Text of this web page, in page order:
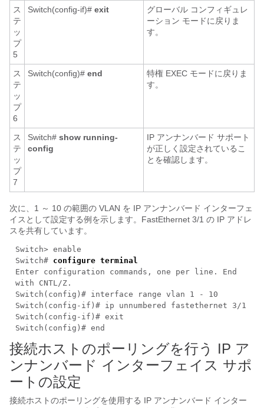
ス
テ
ッ
プ
5
Switch(config-if)# exit
グローバル コンフィギュレ
ーション モードに戻りま
す。
ス
テ
ッ
プ
6
Switch(config)# end
特権 EXEC モードに戻りま
す。
ス
テ
ッ
プ
7
Switch# show running-
config
IP アンナンバード サポート
が正しく設定されているこ
とを確認します。
次に、1 ～ 10 の範囲の VLAN を IP アンナンバード インターフェ
イスとして設定する例を示します。FastEthernet 3/1 の IP アドレ
スを共有しています。
Switch> enable
Switch# configure terminal
Enter configuration commands, one per line. End
with CNTL/Z.
Switch(config)# interface range vlan 1 - 10
Switch(config-if)# ip unnumbered fastethernet 3/1
Switch(config-if)# exit
Switch(config)# end
接続ホストのポーリングを行う IP ア
ンナンバード インターフェイス サポ
ートの設定
接続ホストのポーリングを使用する IP アンナンバード インター